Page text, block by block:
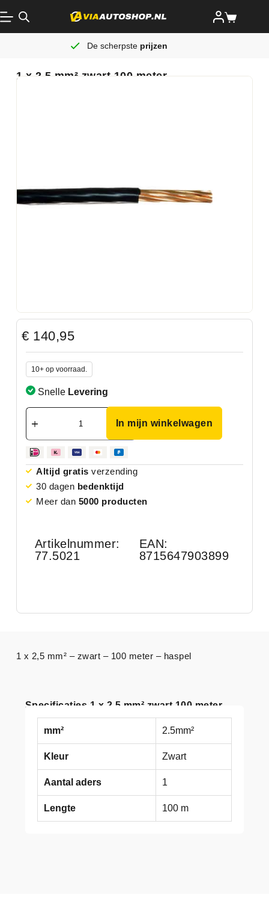
De scherpste prijzen
1 x 2,5 mm² zwart 100 meter
€ 140,95
10+ op voorraad.
Snelle Levering
In mijn winkelwagen
Altijd gratis verzending
30 dagen bedenktijd
Meer dan 5000 producten
Artikelnummer:
77.5021
EAN:
8715647903899
Specificaties 1 x 2,5 mm² zwart 100 meter
mm² 2.5mm²
Kleur Zwart
Aantal aders 1
Lengte 100 m
1 x 2,5 mm² – zwart – 100 meter – haspel